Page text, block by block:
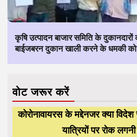
कृषि उत्पादन बाजार समिति के दुकानदारों
बाईजबरन दुकान खाली करने के धमकी को
वोट जरूर करें
कोरोनावायरस के मद्देनजर क्या
यात्रियों पर रोक लगनी